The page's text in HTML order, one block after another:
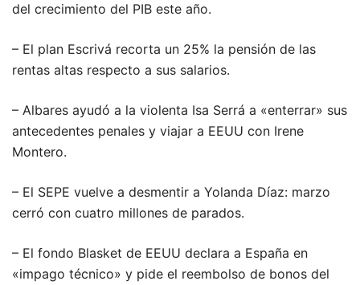
del crecimiento del PIB este año.
– El plan Escrivá recorta un 25% la pensión de las
rentas altas respecto a sus salarios.
– Albares ayudó a la violenta Isa Serrá a «enterrar» sus
antecedentes penales y viajar a EEUU con Irene
Montero.
– El SEPE vuelve a desmentir a Yolanda Díaz: marzo
cerró con cuatro millones de parados.
– El fondo Blasket de EEUU declara a España en
«impago técnico» y pide el reembolso de bonos del